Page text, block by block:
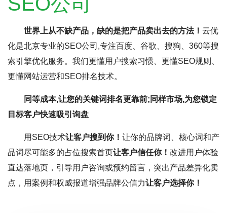
世界上从不缺产品，缺的是把产品卖出去的方法！ 云优
化是北京专业的SEO公司,专注百度、谷歌、搜狗、360等搜
索引擎优化服务。我们更懂用户搜索习惯、更懂SEO规则、
更懂网站运营和SEO排名技术。
同等成本,让您的关键词排名更靠前;同样市场,为您锁定
目标客户快速吸引询盘
用SEO技术让客户搜到你！ 让你的品牌词、核心词和产
品词尽可能多的占位搜索首页让客户信任你！ 改进用户体验
直达落地页，引导用户咨询或预约留言，突出产品差异化卖
点，用案例和权威报道增强品牌公信力让客户选择你！